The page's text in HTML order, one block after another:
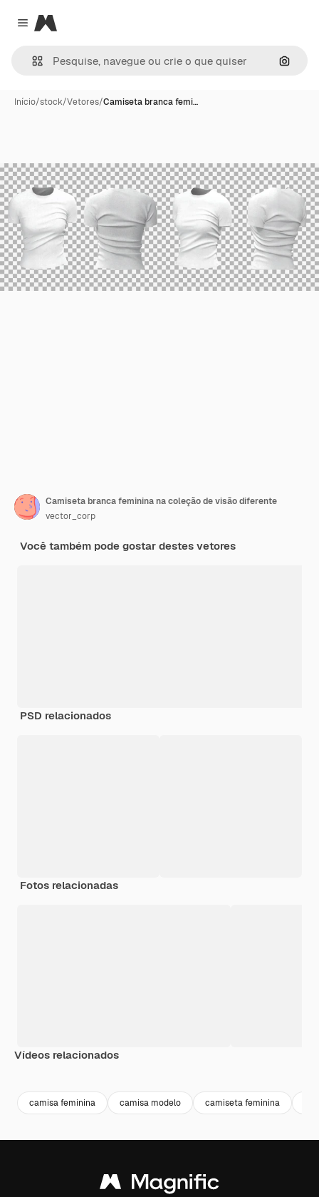
Close menu
Magnific
Início/stock/Vetores/Camiseta branca femi…
Camiseta branca feminina na coleção de visão diferente
vector_corp
Você também pode gostar destes vetores
PSD relacionados
Fotos relacionadas
Vídeos relacionados
camisa feminina camisa modelo camiseta feminina